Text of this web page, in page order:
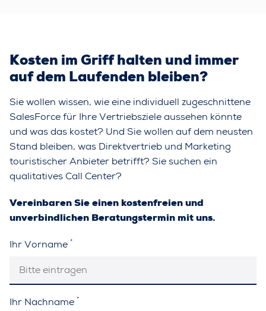
Kosten im Griff halten und immer
auf dem Laufenden bleiben?
Sie wollen wissen, wie eine individuell zugeschnittene
SalesForce für Ihre Vertriebsziele aussehen könnte
und was das kostet? Und Sie wollen auf dem neusten
Stand bleiben, was Direktvertrieb und Marketing
touristischer Anbieter betrifft? Sie suchen ein
qualitatives Call Center?
Vereinbaren Sie einen kostenfreien und
unverbindlichen Beratungstermin mit uns.
Ihr Vorname *
Ihr Nachname *